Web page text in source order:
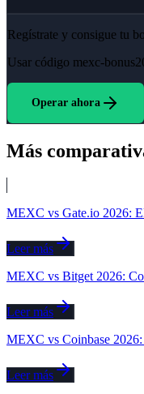
Regístrate y consigue tu
Usar código mexc-
Operar ahora
Más
MEXC vs Gate.io 2026:
Leer más
MEXC vs Bitget 2026:
Leer más
MEXC vs Coinbase
Leer más